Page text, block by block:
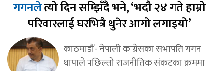
गगनलेत्यो दिन सम्झिँदै भने, ‘भदौ २४ गते हाम्रो
परिवारलाई घरभित्रै थुनेर आगो लगाइयो’
काठमाडौं- नेपाली कांग्रेसका सभापति गगन
थापाले पछिल्लो राजनीतिक संकटका क्रममा